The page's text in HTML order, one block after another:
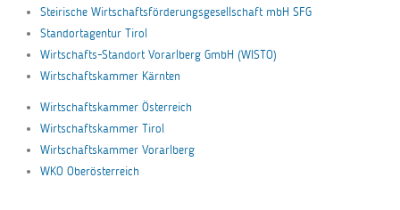
Steirische Wirtschaftsförderungsgesellschaft mbH SFG
Standortagentur Tirol
Wirtschafts-Standort Vorarlberg GmbH (WISTO)
Wirtschaftskammer Kärnten
Wirtschaftskammer Österreich
Wirtschaftskammer Tirol
Wirtschaftskammer Vorarlberg
WKO Oberösterreich